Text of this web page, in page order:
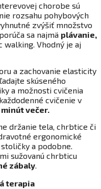
chorobe sú
rozsahu pohybových
zvýšiť množstvo
sa najmä plávanie,
walking. Vhodný je aj
a zachovanie elasticity
skúseného
a možnosti cvičenia
cvičenie v
minút večer.
držanie tela, chrbtice či
ergonomické
a podobne.
sužovanú chrbticu
zábaly.
terapia